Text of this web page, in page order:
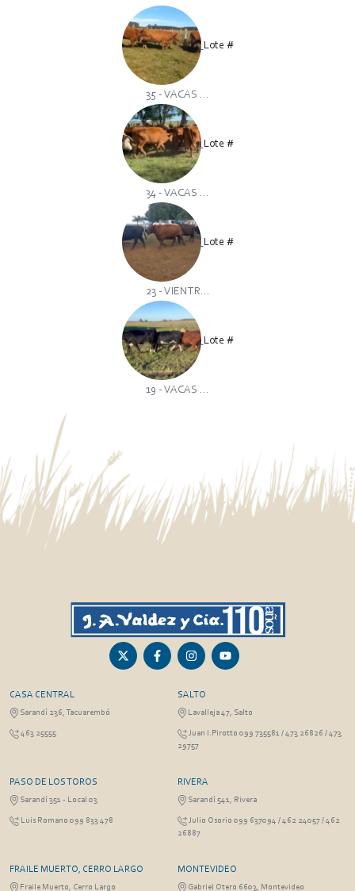
Lote #
35 - VACAS ...
Lote #
34 - VACAS ...
Lote #
23 - VIENTR...
Lote #
19 - VACAS ...
CASA CENTRAL
Sarandí 236, Tacuarembó
463 25555
SALTO
Lavalleja 47, Salto
Juan I.Pirotto 099 735581 / 473 26826 / 473
29757
PASO DE LOS TOROS
Sarandí 351 - Local 03
Luis Romano 099 833 478
RIVERA
Sarandí 541, Rivera
Julio Osorio 099 637094 / 462 24057 / 462
26887
FRAILE MUERTO, CERRO LARGO
Fraile Muerto, Cerro Largo
MONTEVIDEO
Gabriel Otero 6603, Montevideo